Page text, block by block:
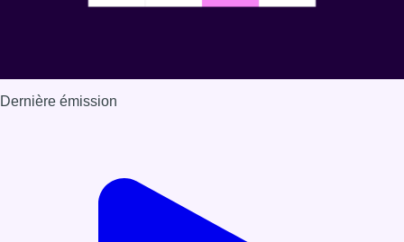
Dernière émission